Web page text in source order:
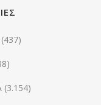
(437)
(3.154)